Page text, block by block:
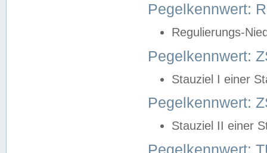
Pegelkennwert:
Regulierungs-
Pegelkennwert:
Stauziel I einer
Pegelkennwert:
Stauziel II einer
Pegelkennwert: